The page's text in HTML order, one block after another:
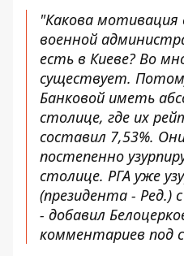
"Какова мотивация
военной
есть в Киеве? Во
существует.
Банковой иметь
столице, где их
составил 7,53%.
постепенно
столице. РГА уже
(президента - Ред.)
- добавил
комментариев под